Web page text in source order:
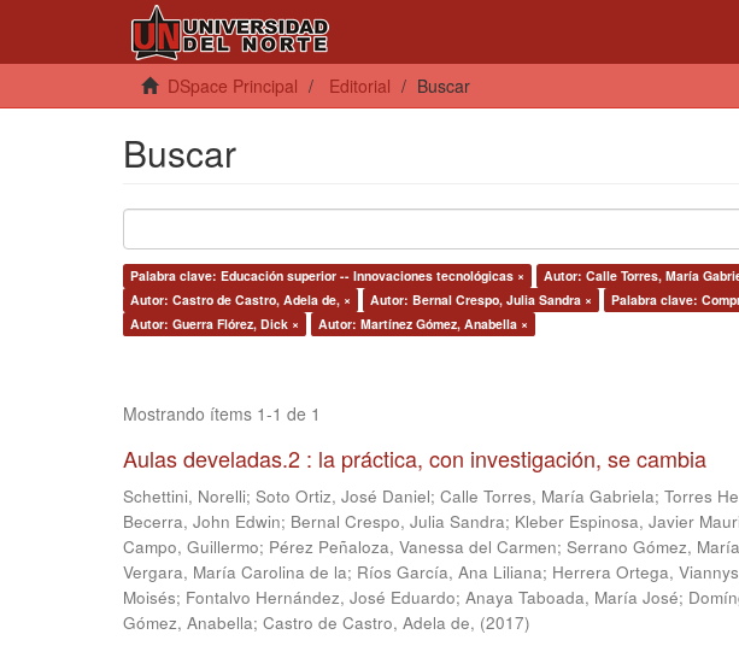
DSpace Principal Editorial Buscar
Buscar
Palabra clave: Educación superior -- Innovaciones tecnológicas × Autor: Calle Torres, María
Autor: Castro de Castro, Adela de, ×
Autor: Bernal Crespo, Julia Sandra ×
Palabra clave:
Autor: Guerra Flórez, Dick ×
Autor: Martínez Gómez, Anabella ×
Mostrando ítems 1-1 de 1
Aulas develadas.2 : la práctica, con investigación, se cambia
Schettini, Norelli; Soto Ortiz, José Daniel; Calle Torres, María Gabriela; Torres
Becerra, John Edwin; Bernal Crespo, Julia Sandra; Kleber Espinosa, Javier
Campo, Guillermo; Pérez Peñaloza, Vanessa del Carmen; Serrano Gómez,
Vergara, María Carolina de la; Ríos García, Ana Liliana; Herrera Ortega, Viannys
Moisés; Fontalvo Hernández, José Eduardo; Anaya Taboada, María José;
Gómez, Anabella; Castro de Castro, Adela de, (2017)